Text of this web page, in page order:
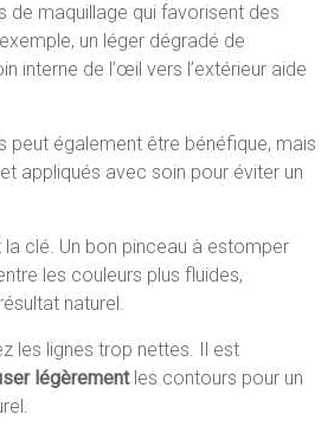
de maquillage qui favorisent des
un léger dégradé de
interne de l’œil vers l’extérieur aide
peut également être bénéfique, mais
appliqués avec soin pour éviter un
la clé. Un bon pinceau à estomper
les couleurs plus fluides,
naturel.
les lignes trop nettes. Il est
légèrementles contours pour un